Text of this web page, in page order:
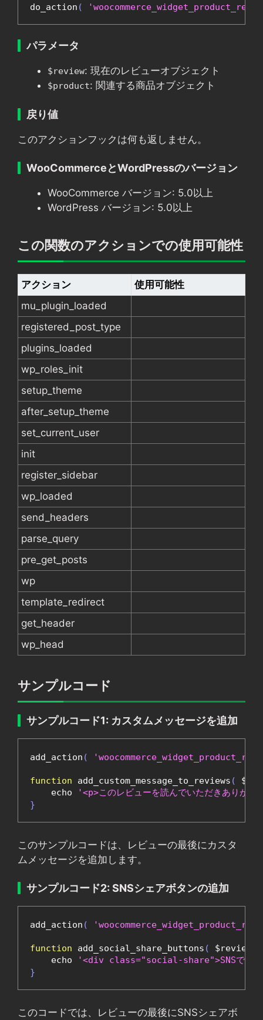
do_action (
パラメータ
$review: 現在のレビューオブジェクト
$product: 関連する商品オブジェクト
戻り値
このアクションフックは何も返しません。
WooCommerceとWordPressのバージョン
WooCommerce バージョン: 5.0以上
WordPress バージョン: 5.0以上
この関数のアクションでの使用可能性
アクション
使用可能性
mu_plugin_loaded
registered_post_type
plugins_loaded
wp_roles_init
setup_theme
after_setup_theme
set_current_user
init
register_sidebar
wp_loaded
send_headers
parse_query
pre_get_posts
wp
template_redirect
get_header
wp_head
サンプルコード
サンプルコード1: カスタムメッセージを追加
add_action (
function add_custom_message_to_reviews (
    echo
'<p>このレビューを読んでいただきありが
}
このサンプルコードは、レビューの最後にカスタ
ムメッセージを追加します。
サンプルコード2: SNSシェアボタンの追加
add_action (
function add_social_share_buttons ( $review
    echo
'<div class="social-share">SNSでシ
}
このコードでは、レビューの最後にSNSシェアボ